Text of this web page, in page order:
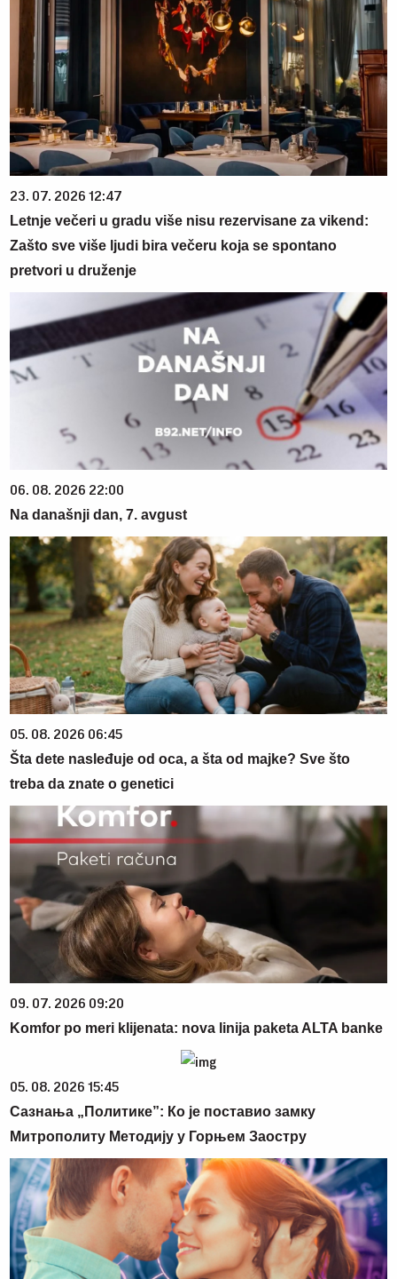
23. 07. 2026 12:47
Letnje večeri u gradu više nisu rezervisane za vikend:
Zašto sve više ljudi bira večeru koja se spontano
pretvori u druženje
06. 08. 2026 22:00
Na današnji dan, 7. avgust
05. 08. 2026 06:45
Šta dete nasleđuje od oca, a šta od majke? Sve što
treba da znate o genetici
09. 07. 2026 09:20
Komfor po meri klijenata: nova linija paketa ALTA banke
05. 08. 2026 15:45
Сазнања „Политике”: Ко је поставио замку
Митрополиту Методију у Горњем Заостру